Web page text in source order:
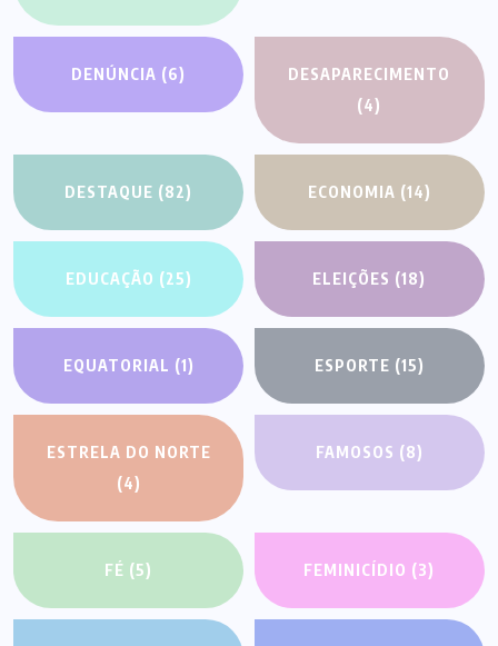
DENÚNCIA (6)
DESAPARECIMENTO
(4)
DESTAQUE (82) ECONOMIA (14)
EDUCAÇÃO (25) ELEIÇÕES (18)
EQUATORIAL (1) ESPORTE (15)
ESTRELA DO NORTE
(4)
FAMOSOS (8)
FÉ (5) FEMINICÍDIO (3)